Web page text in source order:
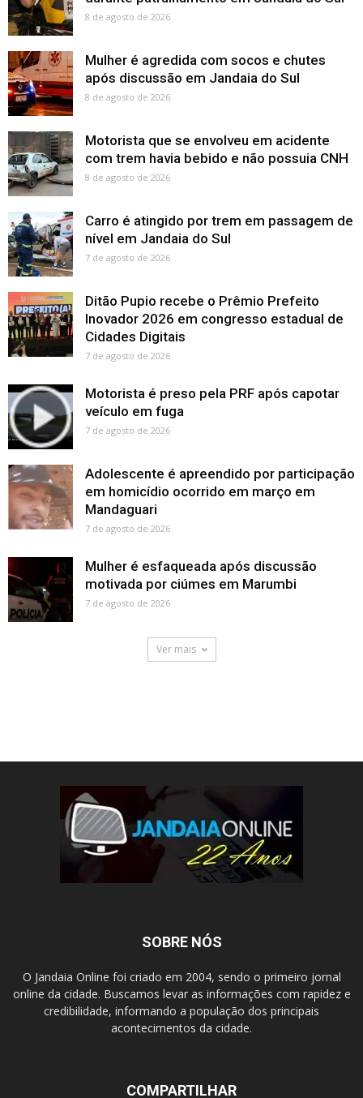
8 de agosto de 2026
Mulher é agredida com socos e chutes
após discussão em Jandaia do Sul
8 de agosto de 2026
Motorista que se envolveu em acidente
com trem havia bebido e não possuia CNH
8 de agosto de 2026
Carro é atingido por trem em passagem de
nível em Jandaia do Sul
7 de agosto de 2026
Ditão Pupio recebe o Prêmio Prefeito
Inovador 2026 em congresso estadual de
Cidades Digitais
7 de agosto de 2026
Motorista é preso pela PRF após capotar
veículo em fuga
7 de agosto de 2026
Adolescente é apreendido por participação
em homicídio ocorrido em março em
Mandaguari
7 de agosto de 2026
Mulher é esfaqueada após discussão
motivada por ciúmes em Marumbi
7 de agosto de 2026
Ver mais
SOBRE NÓS
O Jandaia Online foi criado em 2004, sendo o primeiro jornal
online da cidade. Buscamos levar as informações com rapidez e
credibilidade, informando a população dos principais
acontecimentos da cidade.
COMPARTILHAR